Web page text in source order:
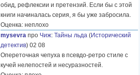
обид, рефлексии и претензий. Если бы с этой
книги начиналась серия, я бы уже забросила.
Оценка: неплохо
mysevra про Чиж: Тайны льда (Исторический
детектив) 02 08
Опереточная чепуха в псевдо-ретро стиле с
кучей нелепостей и несуразностей.